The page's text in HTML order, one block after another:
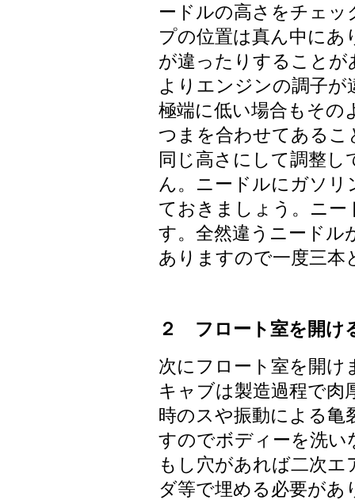
ードルの高さをチェ
プの位置は真ん中にあ
が違ったりすること
よりエンジンの調子
極端に低い場合もその
つまを合わせてある
同じ高さにして調整
ん。ニードルにガソ
ておきましょう。ニ
す。全然違うニードル
ありますので一度三本
２ フロート室を開け
次にフロート室を開け
キャブは製造過程で肉
時のスや振動による亀
すのでボディーを洗
もし穴があれば二次
ダ等で埋める必要があ